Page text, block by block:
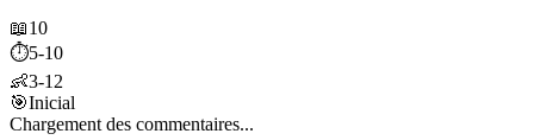
📖10
⏱️5-10
👶3-12
🎯Inicial
Chargement des commentaires...